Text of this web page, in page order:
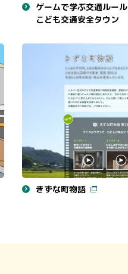
ゲームで学ぶ交通ルール
こども交通安全タウン
きずな町物語